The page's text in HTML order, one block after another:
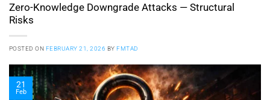
Zero-Knowledge Downgrade Attacks — Structural
Risks
POSTED ON FEBRUARY 21, 2026 BYFMTAD
21
Feb